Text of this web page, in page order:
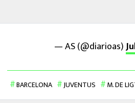
— AS (@diarioas)
BARCELONA JUVENTUS M. DE